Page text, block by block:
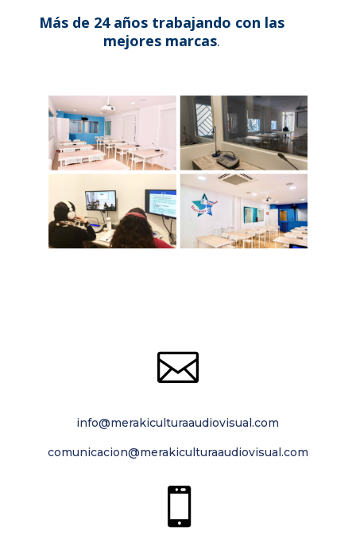
Más de 24 años trabajando con las
mejores marcas.

info@merakiculturaaudiovisual.com
comunicacion@merakiculturaaudiovisual.com
